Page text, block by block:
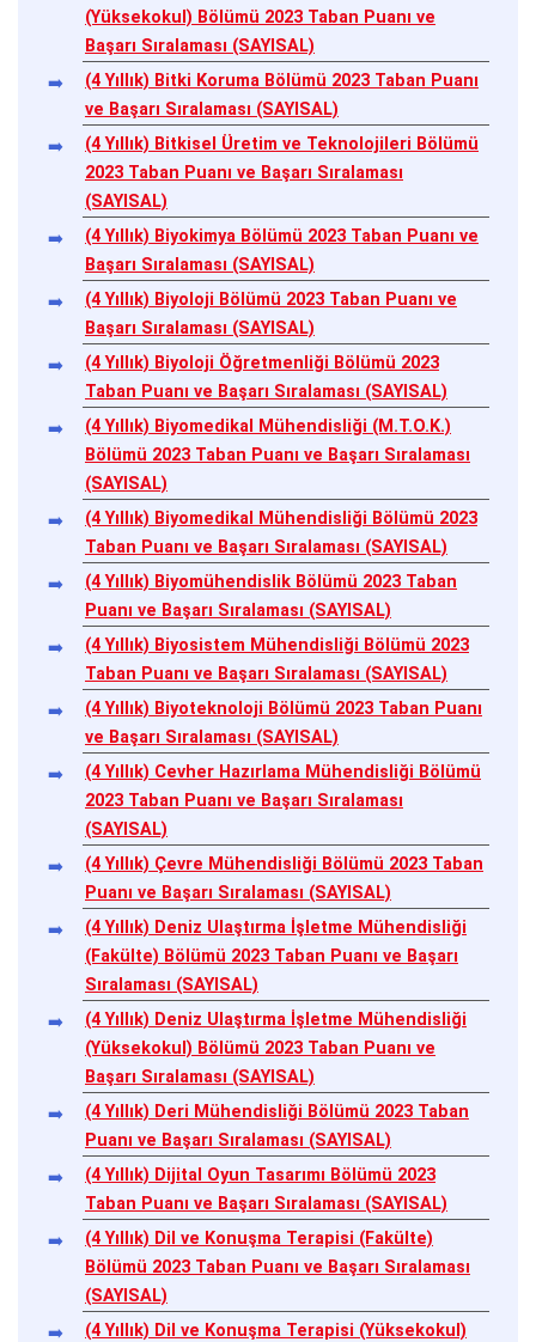
(Yüksekokul) Bölümü 2023 Taban Puanı ve
Başarı Sıralaması (SAYISAL)
(4 Yıllık) Bitki Koruma Bölümü 2023 Taban Puanı
ve Başarı Sıralaması (SAYISAL)
(4 Yıllık) Bitkisel Üretim ve Teknolojileri Bölümü
2023 Taban Puanı ve Başarı Sıralaması
(SAYISAL)
(4 Yıllık) Biyokimya Bölümü 2023 Taban Puanı ve
Başarı Sıralaması (SAYISAL)
(4 Yıllık) Biyoloji Bölümü 2023 Taban Puanı ve
Başarı Sıralaması (SAYISAL)
(4 Yıllık) Biyoloji Öğretmenliği Bölümü 2023
Taban Puanı ve Başarı Sıralaması (SAYISAL)
(4 Yıllık) Biyomedikal Mühendisliği (M.T.O.K.)
Bölümü 2023 Taban Puanı ve Başarı Sıralaması
(SAYISAL)
(4 Yıllık) Biyomedikal Mühendisliği Bölümü 2023
Taban Puanı ve Başarı Sıralaması (SAYISAL)
(4 Yıllık) Biyomühendislik Bölümü 2023 Taban
Puanı ve Başarı Sıralaması (SAYISAL)
(4 Yıllık) Biyosistem Mühendisliği Bölümü 2023
Taban Puanı ve Başarı Sıralaması (SAYISAL)
(4 Yıllık) Biyoteknoloji Bölümü 2023 Taban Puanı
ve Başarı Sıralaması (SAYISAL)
(4 Yıllık) Cevher Hazırlama Mühendisliği Bölümü
2023 Taban Puanı ve Başarı Sıralaması
(SAYISAL)
(4 Yıllık) Çevre Mühendisliği Bölümü 2023 Taban
Puanı ve Başarı Sıralaması (SAYISAL)
(4 Yıllık) Deniz Ulaştırma İşletme Mühendisliği
(Fakülte) Bölümü 2023 Taban Puanı ve Başarı
Sıralaması (SAYISAL)
(4 Yıllık) Deniz Ulaştırma İşletme Mühendisliği
(Yüksekokul) Bölümü 2023 Taban Puanı ve
Başarı Sıralaması (SAYISAL)
(4 Yıllık) Deri Mühendisliği Bölümü 2023 Taban
Puanı ve Başarı Sıralaması (SAYISAL)
(4 Yıllık) Dijital Oyun Tasarımı Bölümü 2023
Taban Puanı ve Başarı Sıralaması (SAYISAL)
(4 Yıllık) Dil ve Konuşma Terapisi (Fakülte)
Bölümü 2023 Taban Puanı ve Başarı Sıralaması
(SAYISAL)
(4 Yıllık) Dil ve Konuşma Terapisi (Yüksekokul)